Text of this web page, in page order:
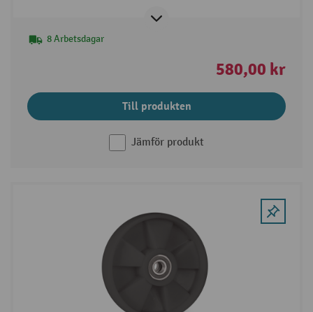
8 Arbetsdagar
580,00 kr
Till produkten
Jämför produkt